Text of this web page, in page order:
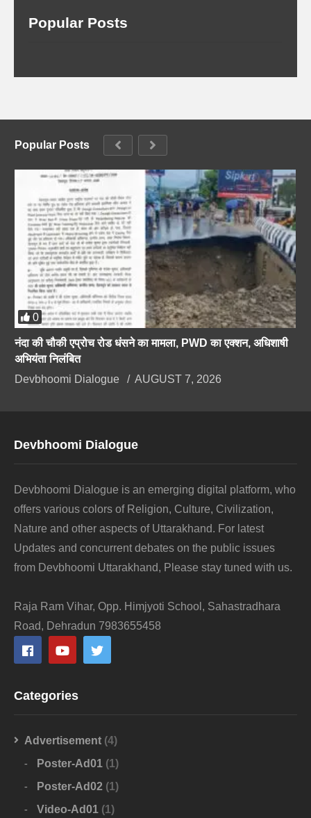
Popular Posts
Popular Posts
0
नंदा की चौकी एप्रोच रोड धंसने का मामला, PWD का एक्शन, अधिशाषी
अभियंता निलंबित
Devbhoomi Dialogue
AUGUST 7, 2026
Devbhoomi Dialogue
Devbhoomi Dialogue is an emerging digital platform, who
offers various colors of Religion, Culture, Civilization,
Nature and other aspects of Uttarakhand. For latest
Updates and concurrent debates on the public issues
from Devbhoomi Uttarakhand, Please stay tuned with us.
Raja Ram Vihar, Opp. Himjyoti School, Sahastradhara
Road, Dehradun 7983655458
Categories
Advertisement (4)
Poster-Ad01 (1)
Poster-Ad02 (1)
Video-Ad01 (1)